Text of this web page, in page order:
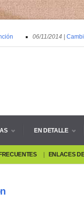
06/11/2014 |
EN DETALLE
ENLACES